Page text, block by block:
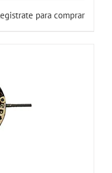
para comprar